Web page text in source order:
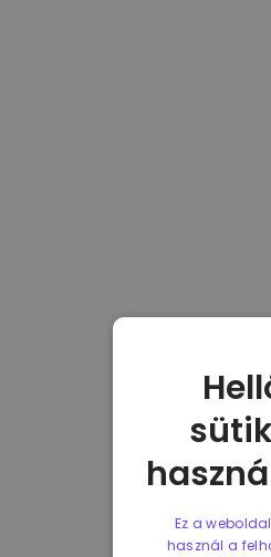
Ez a
használ a